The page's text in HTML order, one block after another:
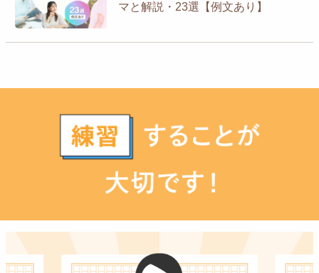
マと解説・23選【例文あり】